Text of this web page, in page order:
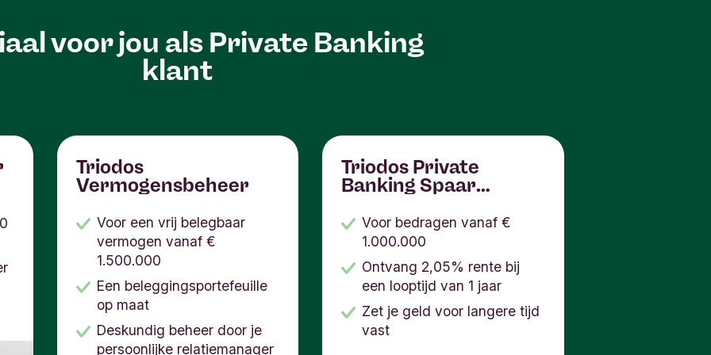
voor jou als Private Banking
klant
Triodos
Vermogensbeheer
Voor een vrij belegbaar
vermogen vanaf €
1.500.000
Een beleggingsportefeuille
op maat
Deskundig beheer door je
persoonlijke relatiemanager
Triodos Private
Banking Spaar
Voor bedragen vanaf €
1.000.000
Ontvang 2,05% rente bij
een looptijd van 1 jaar
Zet je geld voor langere tijd
vast